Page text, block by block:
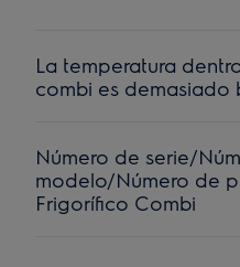
La temperatura
combi es demasiado
Número de serie/
modelo/Número de
Frigorífico Combi